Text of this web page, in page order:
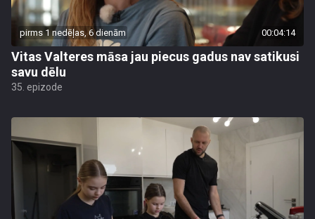
pirms 1 nedēļas, 6 dienām 00:04:14
Vitas Valteres māsa jau piecus gadus nav satikusi
savu dēlu
35. epizode